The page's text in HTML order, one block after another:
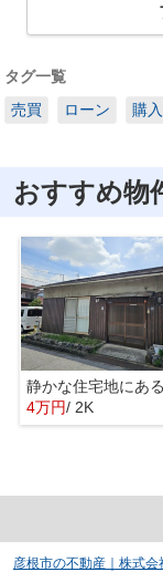
タグ一覧
売買
ローン 購入
おすすめ物
4万円/ 2K
彦根市の不動産｜株式